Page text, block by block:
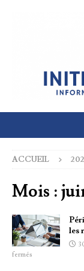
ACCUEIL
Mois :
les
fermés